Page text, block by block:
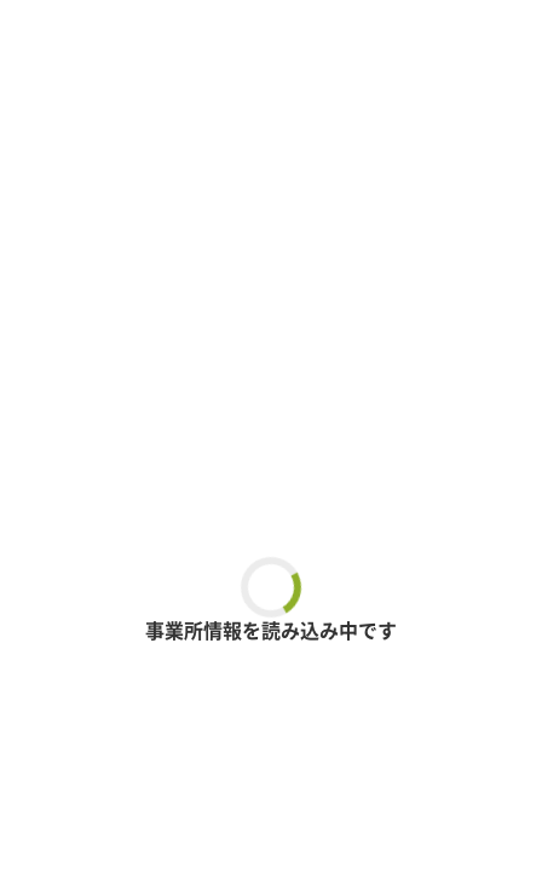
事業所情報を読み込み中です